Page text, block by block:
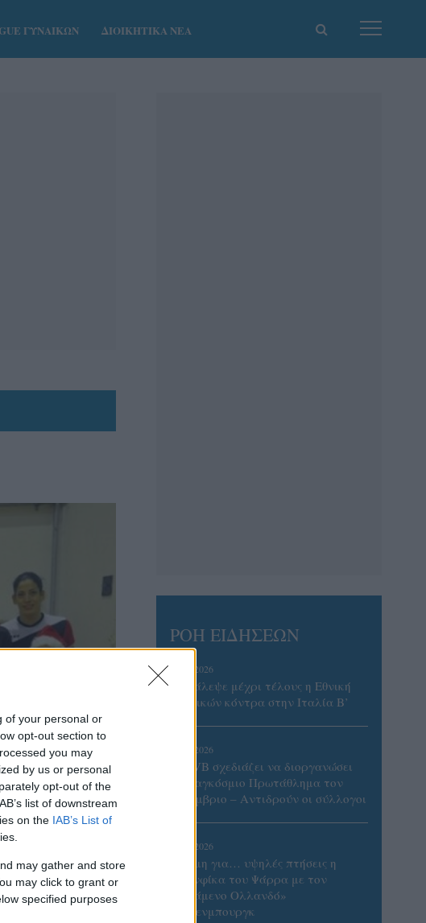
of your personal or
opt-out section to
you may
by us or personal
opt-out of the
list of downstream
on the IAB’s List of
may gather and store
may click to grant or
specified purposes
ΓΥΝΑΙΚΩΝ ΔΙΟΙΚΗΤΙΚΑ ΝΕΑ
ΡΟΗ ΕΙΔΗΣΕΩΝ
06/08/2026
Το πάλεψε μέχρι τέλους η Εθνική
γυναικών κόντρα στην Ιταλία Β’
06/08/2026
Η FIVB σχεδιάζει να διοργανώσει
το Παγκόσμιο Πρωτάθλημα τον
Δεκέμβριο – Αντιδρούν οι σύλλογοι
06/08/2026
Έτοιμη για… υψηλές πτήσεις η
Μπενφίκα του Ψάρρα με τον
«Ιπτάμενο Ολλανδό»
Βίλτενμπουργκ